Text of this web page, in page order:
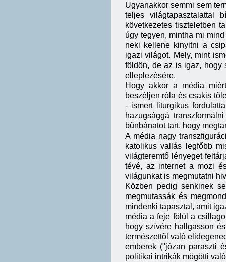
Ugyanakkor semmi sem
teljes világtapasztalattal
következetes tiszteletben
úgy tegyen, mintha mi
neki kellene kinyitni a
igazi világot. Mely, mint
földön, de az is igaz, hogy
elleplezésére.
Hogy akkor a média
beszéljen róla és csakis
- ismert liturgikus
hazugsággá
bűnbánatot tart, hogy
A média nagy
katolikus vallás legfőbb
világteremtő lényeget
tévé, az internet a mozi
világunkat is megmutatni
Közben pedig senkinek
megmutassák és
mindenki tapasztal, amit
média a feje fölül a
hogy szívére hallgasson
természettől való
emberek ("józan paraszti
politikai intrikák mögötti